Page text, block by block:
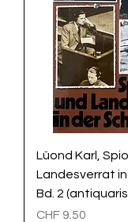
Lüond Karl,
Landesverrat
Bd. 2
Preis
CHF 9.50